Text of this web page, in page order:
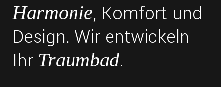
Harmonie, Komfort und
Design. Wir entwickeln
Ihr Traumbad.